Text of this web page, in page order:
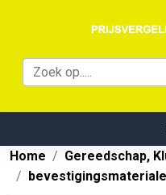
Home
Gereedschap,